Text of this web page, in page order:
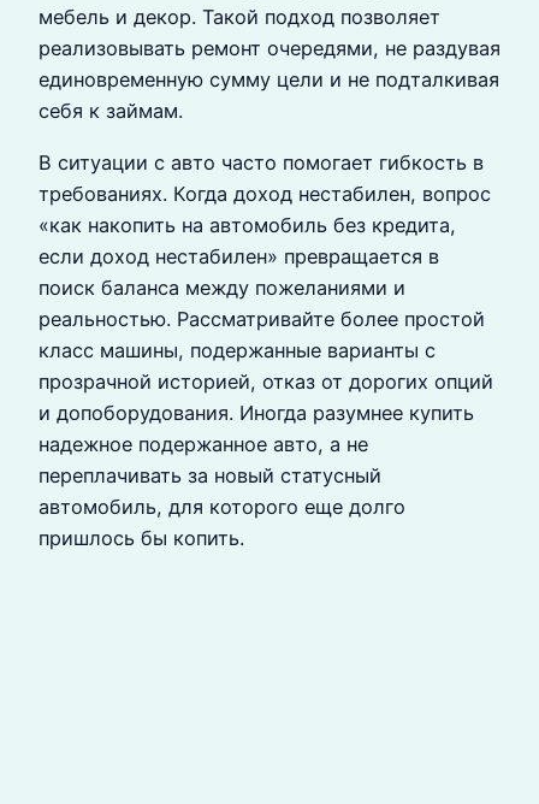
мебель и декор. Такой подход позволяет
реализовывать ремонт очередями, не раздувая
единовременную сумму цели и не подталкивая
себя к займам.
В ситуации с авто часто помогает гибкость в
требованиях. Когда доход нестабилен, вопрос
«как накопить на автомобиль без кредита,
если доход нестабилен» превращается в
поиск баланса между пожеланиями и
реальностью. Рассматривайте более простой
класс машины, подержанные варианты с
прозрачной историей, отказ от дорогих опций
и допоборудования. Иногда разумнее купить
надежное подержанное авто, а не
переплачивать за новый статусный
автомобиль, для которого еще долго
пришлось бы копить.